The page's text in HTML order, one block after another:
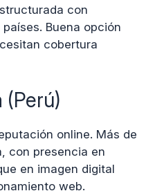
con
Buena opción
cobertura
(Perú)
online. Más de
con presencia en
en imagen digital
web.